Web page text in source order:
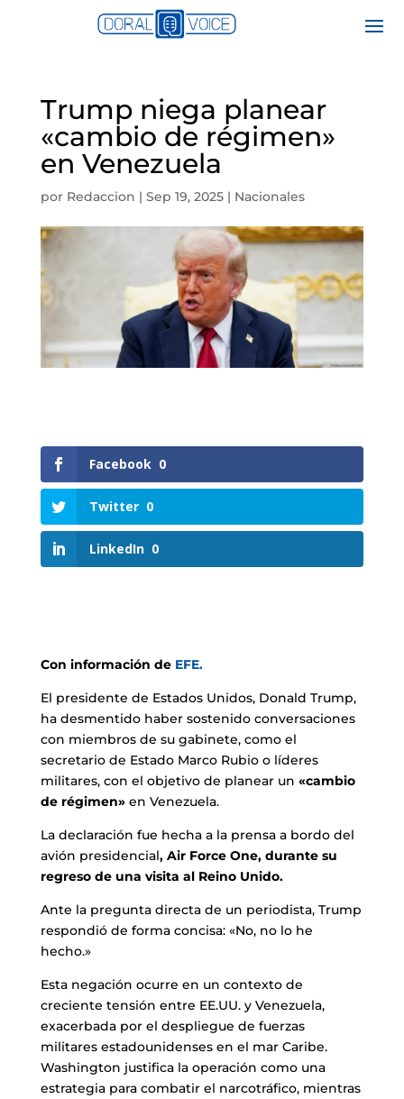
Trump niega planear
«cambio de régimen»
en Venezuela
por Redaccion | Sep 19, 2025| Nacionales
Facebook 0
Twitter 0
LinkedIn 0
Con información deEFE.
El presidente de Estados Unidos, Donald Trump,
ha desmentido haber sostenido conversaciones
con miembros de su gabinete, como el
secretario de Estado Marco Rubio o líderes
militares, con el objetivo de planear un «cambio
de régimen»en Venezuela.
La declaración fue hecha a la prensa a bordo del
avión presidencial, Air Force One, durante su
regreso de una visita al Reino Unido.
Ante la pregunta directa de un periodista, Trump
respondió de forma concisa: «No, no lo he
hecho.»
Esta negación ocurre en un contexto de
creciente tensión entre EE.UU. y Venezuela,
exacerbada por el despliegue de fuerzas
militares estadounidenses en el mar Caribe.
Washington justifica la operación como una
estrategia para combatir el narcotráfico, mientras